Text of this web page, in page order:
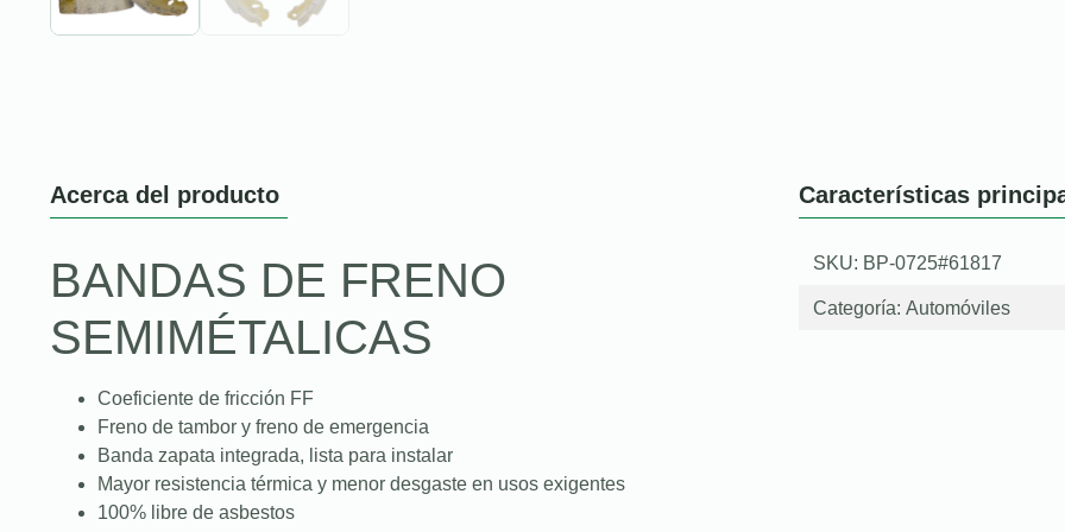
Acerca del producto
BANDAS DE FRENO
SEMIMÉTALICAS
Coeficiente de fricción FF
Freno de tambor y freno de emergencia
Banda zapata integrada, lista para instalar
Mayor resistencia térmica y menor desgaste en usos exigentes
100% libre de asbestos
Características
SKU: BP-0725#61817
Categoría: Automóviles